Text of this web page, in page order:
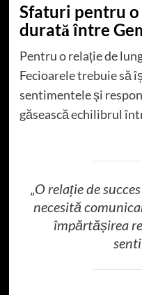
Sfaturi pentru
durată între
Pentru o relație de
Fecioarele trebuie să
sentimentele și
găsească echilibrul
„O relație de
necesită
împărtășirea